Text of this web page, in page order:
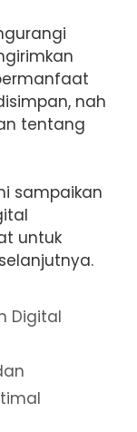
nah
tentang
sampaikan
untuk
Digital